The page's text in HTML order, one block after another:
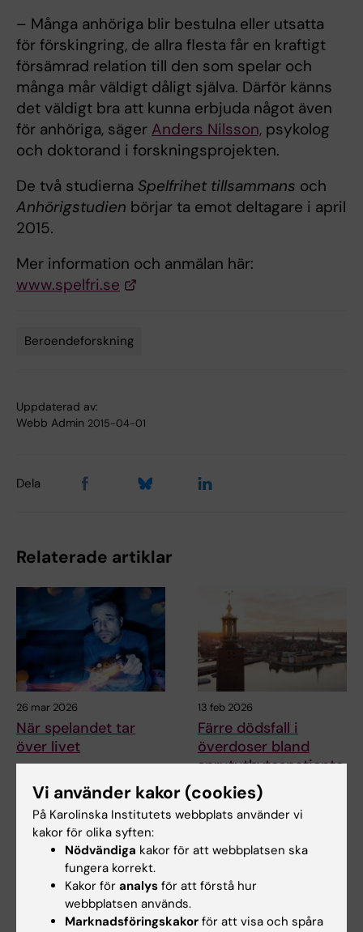
­– Många anhöriga blir bestulna eller utsatta
för förskingring, de allra flesta får en kraftigt
försämrad relation till den som spelar och
många mår väldigt dåligt själva. Därför känns
det väldigt bra att kunna erbjuda något även
för anhöriga, säger Anders Nilsson, psykolog
och doktorand i forskningsprojekten.
De två studierna Spelfrihet tillsammans och
Anhörigstudien börjar ta emot deltagare i april
2015.
Mer information och anmälan här:
www.spelfri.se
Beroendeforskning
Uppdaterad av:
Webb Admin 2015-04-01
Dela
Relaterade artiklar
26 mar 2026
När spelandet tar
över livet
Dataspelsberoende är på väg
att bli en ny diagnos i den
svenska sjukvården…
13 feb 2026
Färre dödsfall i
överdoser bland
sprututbytespatiente
r i Stockholm
En nyligen publicerad studie
från Karolinska Institutet visar
Vi använder kakor (cookies)
På Karolinska Institutets webbplats använder vi
kakor för olika syften:
Nödvändiga kakor för att webbplatsen ska
fungera korrekt.
Kakor för analys för att förstå hur
webbplatsen används.
Marknadsföringskakor för att visa och spåra